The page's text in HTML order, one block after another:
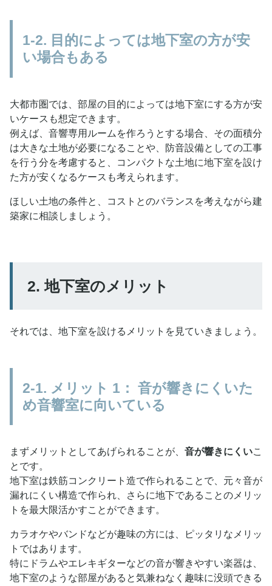
1-2. 目的によっては地下室の方が安
い場合もある
大都市圏では、部屋の目的によっては地下室にする方が安
いケースも想定できます。
例えば、音響専用ルームを作ろうとする場合、その面積分
は大きな土地が必要になることや、防音設備としての工事
を行う分を考慮すると、コンパクトな土地に地下室を設け
た方が安くなるケースも考えられます。
ほしい土地の条件と、コストとのバランスを考えながら建
築家に相談しましょう。
2. 地下室のメリット
それでは、地下室を設けるメリットを見ていきましょう。
2-1. メリット 1： 音が響きにくいた
め音響室に向いている
まずメリットとしてあげられることが、 音が響きにくいこ
とです。
地下室は鉄筋コンクリート造で作られることで、元々音が
漏れにくい構造で作られ、さらに地下であることのメリッ
トを最大限活かすことができます。
カラオケやバンドなどが趣味の方には、ピッタリなメリッ
トではあります。
特にドラムやエレキギターなどの音が響きやすい楽器は、
地下室のような部屋があると気兼ねなく趣味に没頭できる